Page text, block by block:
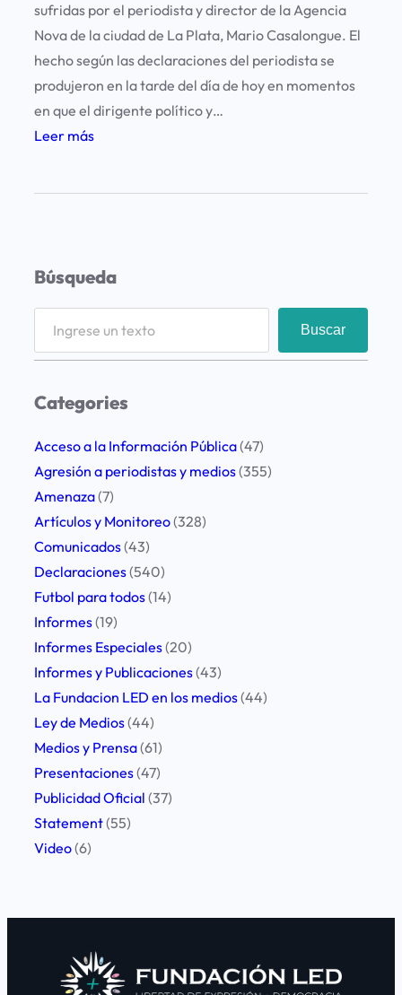
sufridas por el periodista y director de la Agencia
Nova de la ciudad de La Plata, Mario Casalongue. El
hecho según las declaraciones del periodista se
produjeron en la tarde del día de hoy en momentos
en que el dirigente político y…
Leer más:
u
p
a
c
ó
n
o
a
g
i
n
e
i
o
Búsqueda
r
h
Buscar
Categories
Acceso a la Información Pública(47)
Agresión a periodistas y medios(355)
Amenaza(7)
Artículos y Monitoreo(328)
Comunicados(43)
Declaraciones(540)
Futbol para todos(14)
Informes(19)
Informes Especiales(20)
Informes y Publicaciones(43)
La Fundacion LED en los medios(44)
Ley de Medios(44)
Medios y Prensa(61)
Presentaciones(47)
Publicidad Oficial (37)
Statement(55)
Video(6)